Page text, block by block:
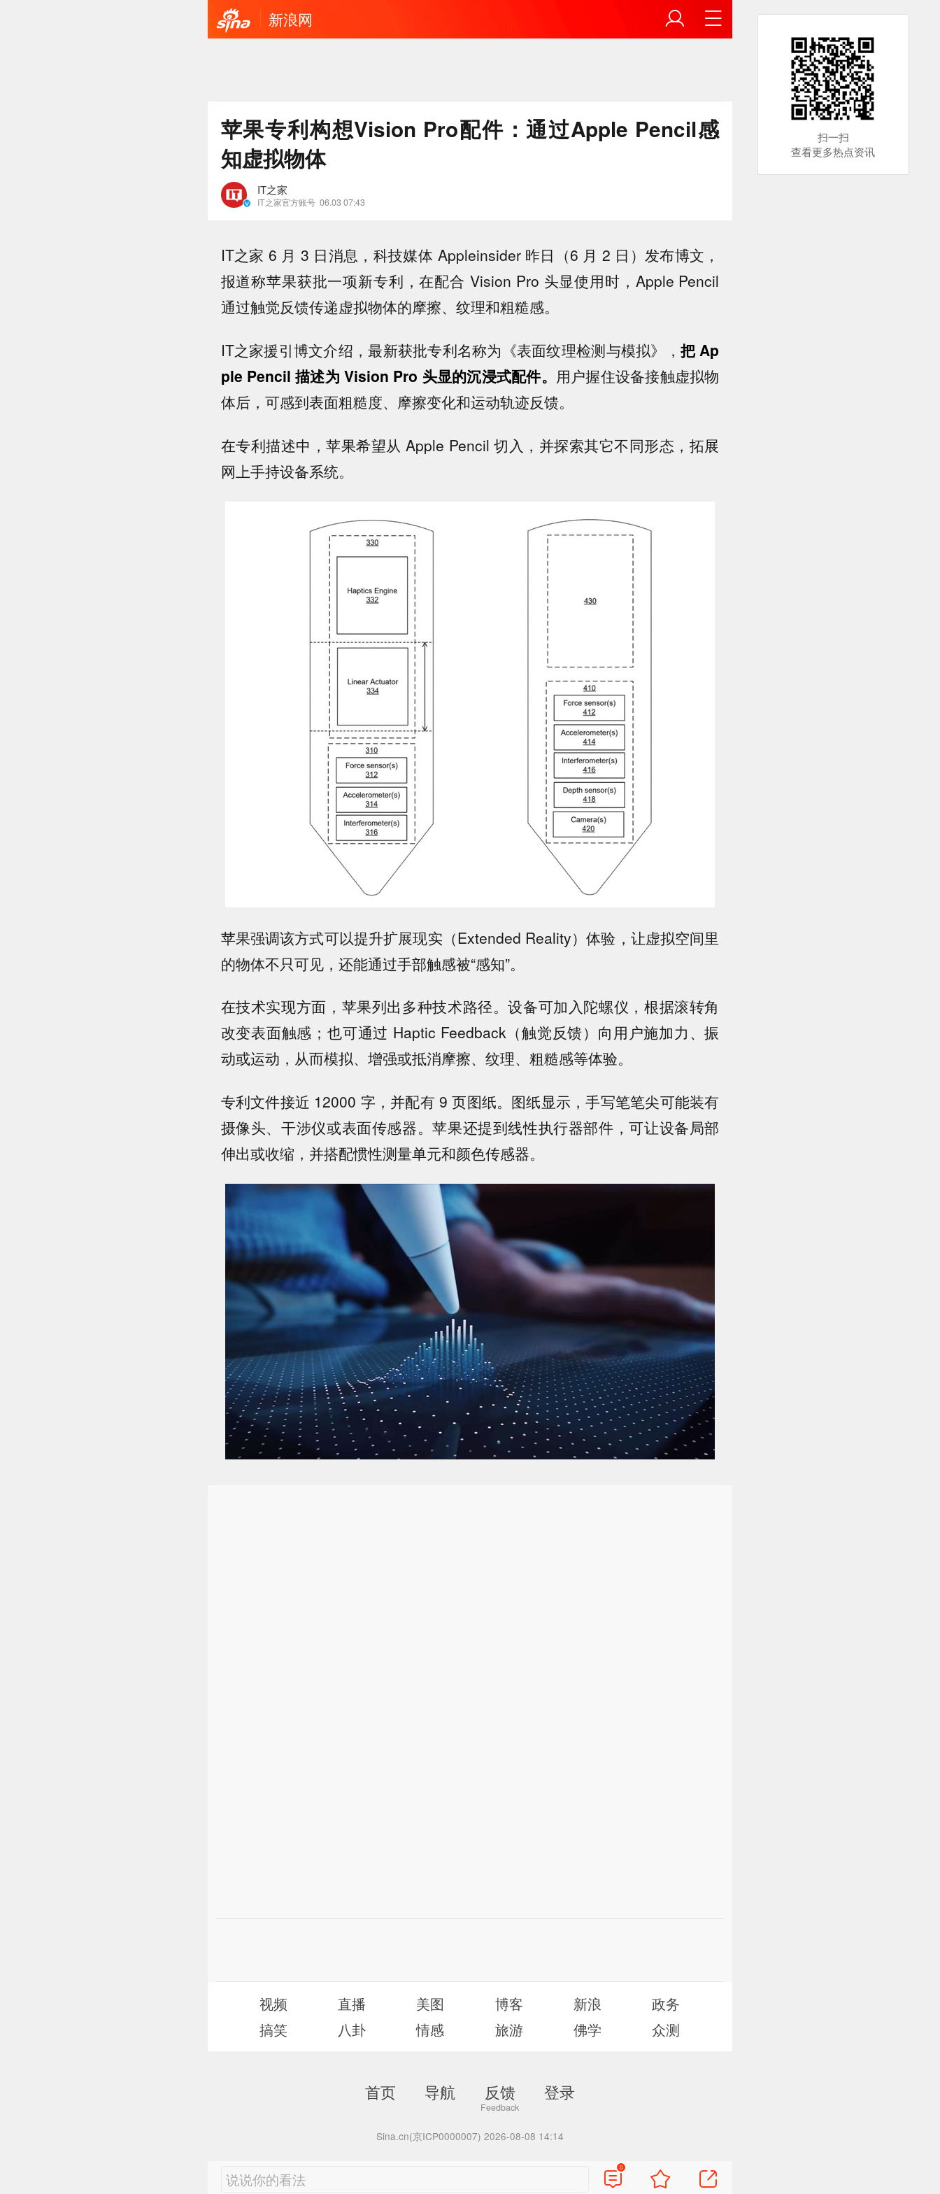
新浪网
苹果专利构想Vision Pro配件：通过Apple Pencil感
知虚拟物体
IT之家
IT之家官方账号 06.03 07:43
IT之家 6 月 3 日消息，科技媒体 Appleinsider 昨日（6 月 2 日）发布博文，
报道称苹果获批一项新专利，在配合 Vision Pro 头显使用时，Apple Pencil
通过触觉反馈传递虚拟物体的摩擦、纹理和粗糙感。
IT之家援引博文介绍，最新获批专利名称为《表面纹理检测与模拟》， 把 Ap
ple Pencil 描述为 Vision Pro 头显的沉浸式配件。 用户握住设备接触虚拟物
体后，可感到表面粗糙度、摩擦变化和运动轨迹反馈。
在专利描述中，苹果希望从 Apple Pencil 切入，并探索其它不同形态，拓展
网上手持设备系统。
苹果强调该方式可以提升扩展现实（Extended Reality）体验，让虚拟空间里
的物体不只可见，还能通过手部触感被“感知”。
在技术实现方面，苹果列出多种技术路径。设备可加入陀螺仪，根据滚转角
改变表面触感；也可通过 Haptic Feedback（触觉反馈）向用户施加力、振
动或运动，从而模拟、增强或抵消摩擦、纹理、粗糙感等体验。
专利文件接近 12000 字，并配有 9 页图纸。图纸显示，手写笔笔尖可能装有
摄像头、干涉仪或表面传感器。苹果还提到线性执行器部件，可让设备局部
伸出或收缩，并搭配惯性测量单元和颜色传感器。
视频 直播 美图 博客 新浪
政务
搞笑
八卦 情感 旅游 佛学 众测
首页 导航 反馈 登录
Sina.cn(京ICP0000007) 2026-08-08 14:14
扫一扫
查看更多热点资讯
说说你的看法
0